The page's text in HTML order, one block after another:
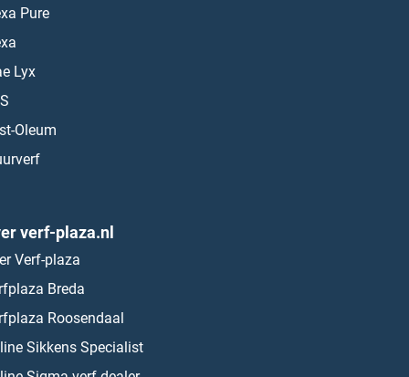
Pure
Lyx
Oleum
verf-plaza.nl
Verf-plaza
Breda
Roosendaal
Sikkens Specialist